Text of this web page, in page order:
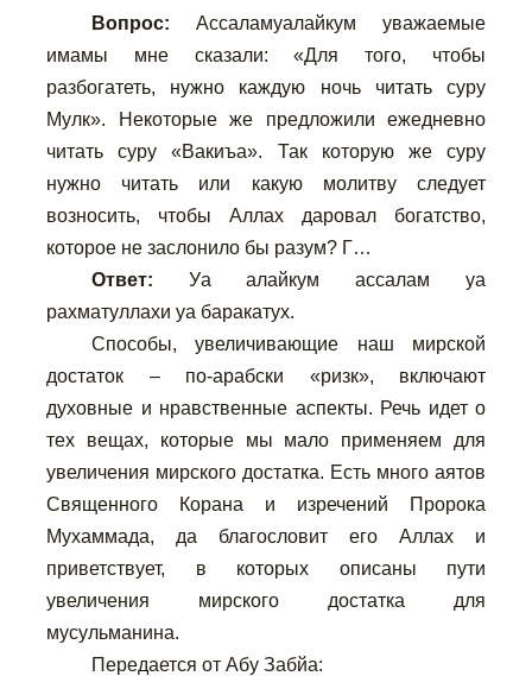
Вопрос: Ассаламуалайкум уважаемые
имамы мне сказали: «Для того, чтобы
разбогатеть, нужно каждую ночь читать суру
Мулк». Некоторые же предложили ежедневно
читать суру «Вакиъа». Так которую же суру
нужно читать или какую молитву следует
возносить, чтобы Аллах даровал богатство,
которое не заслонило бы разум? Г…
Ответ: Уа алайкум ассалам уа
рахматуллахи уа баракатух.
Способы, увеличивающие наш мирской
достаток – по-арабски «ризк», включают
духовные и нравственные аспекты. Речь идет о
тех вещах, которые мы мало применяем для
увеличения мирского достатка. Есть много аятов
Священного Корана и изречений Пророка
Мухаммада, да благословит его Аллах и
приветствует, в которых описаны пути
увеличения мирского достатка для
мусульманина.
Передается от Абу Забйа: